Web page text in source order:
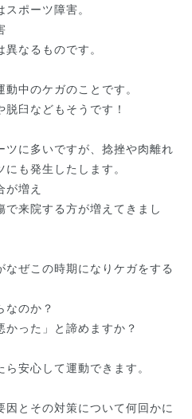
ポーツ障害。
なるものです。
中のケガのことです。
臼などもそうです！
ツに多いですが、捻挫や肉離れ
も発生したします。
増え
来院する方が増えてきまし
ぜこの時期になりケガをする
なのか？
かった」と諦めますか？
安心して運動できます。
とその対策について何回かに